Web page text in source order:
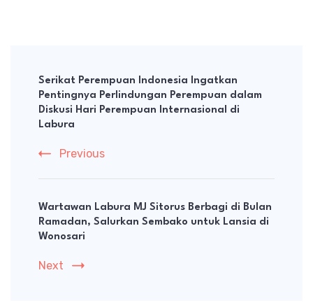
Navigation
Serikat Perempuan Indonesia Ingatkan
Pentingnya Perlindungan Perempuan dalam
Diskusi Hari Perempuan Internasional di
Labura
Previous
Wartawan Labura MJ Sitorus Berbagi di Bulan
Ramadan, Salurkan Sembako untuk Lansia di
Wonosari
Next